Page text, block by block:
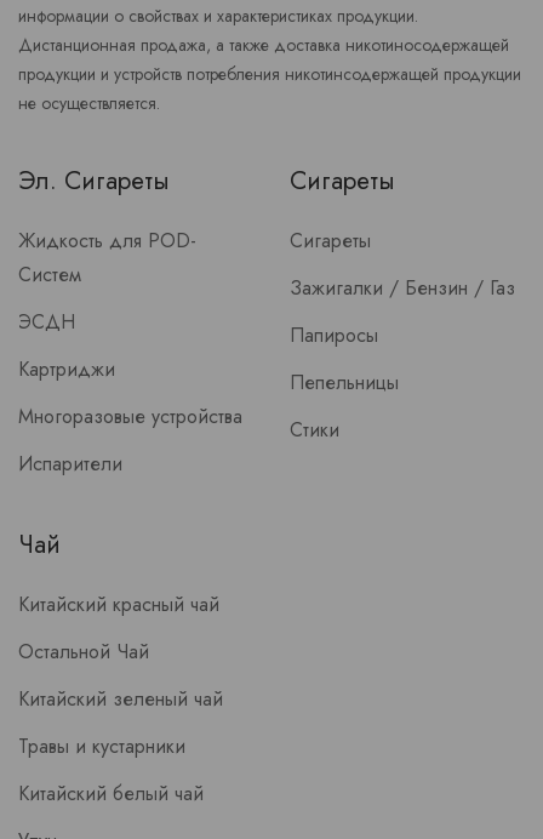
информации о свойствах и характеристиках продукции.
Дистанционная продажа, а также доставка никотиносодержащей
продукции и устройств потребления никотинсодержащей продукции
не осуществляется.
Эл. Сигареты
Жидкость для POD-
Систем
ЭСДН
Картриджи
Многоразовые устройства
Испарители
Сигареты
Сигареты
Зажигалки / Бензин / Газ
Папиросы
Пепельницы
Стики
Чай
Китайский красный чай
Остальной Чай
Китайский зеленый чай
Травы и кустарники
Китайский белый чай